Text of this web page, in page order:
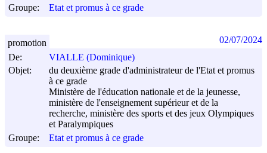
Groupe:
Etat et promus à ce grade
De:
VIALLE (Dominique)
Objet:
du deuxième grade d'administrateur de l'Etat et promus
à ce grade
Ministère de l'éducation nationale et de la jeunesse,
ministère de l'enseignement supérieur et de la
recherche, ministère des sports et des jeux Olympiques
et Paralympiques
Groupe:
Etat et promus à ce grade
promotion 02/07/2024